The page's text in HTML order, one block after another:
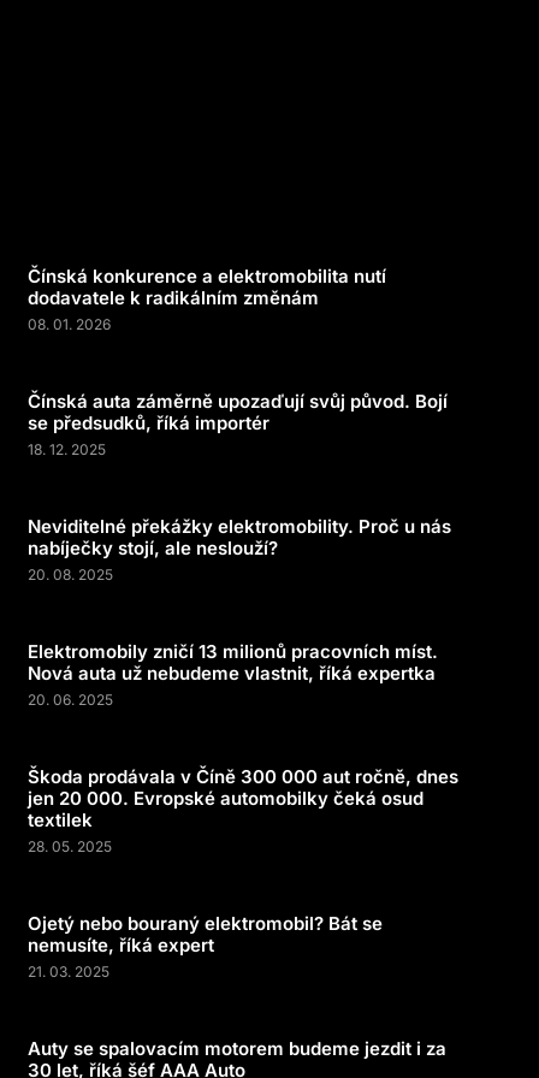
Čínská konkurence a elektromobilita nutí
dodavatele k radikálním změnám
08. 01. 2026
Čínská auta záměrně upozaďují svůj původ. Bojí
se předsudků, říká importér
18. 12. 2025
Neviditelné překážky elektromobility. Proč u nás
nabíječky stojí, ale neslouží?
20. 08. 2025
Elektromobily zničí 13 milionů pracovních míst.
Nová auta už nebudeme vlastnit, říká expertka
20. 06. 2025
Škoda prodávala v Číně 300 000 aut ročně, dnes
jen 20 000. Evropské automobilky čeká osud
textilek
28. 05. 2025
Ojetý nebo bouraný elektromobil? Bát se
nemusíte, říká expert
21. 03. 2025
Auty se spalovacím motorem budeme jezdit i za
30 let, říká šéf AAA Auto